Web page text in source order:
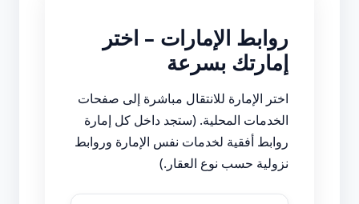
روابط الإمارات – اختر
إمارتك بسرعة
اختر الإمارة للانتقال مباشرة إلى صفحات
الخدمات المحلية. (ستجد داخل كل إمارة
روابط أفقية لخدمات نفس الإمارة وروابط
نزولية حسب نوع العقار.)